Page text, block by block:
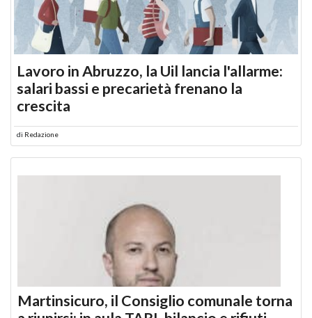
Lavoro in Abruzzo, la Uil lancia l'allarme:
salari bassi e precarietà frenano la
crescita
di Redazione
Martinsicuro, il Consiglio comunale torna